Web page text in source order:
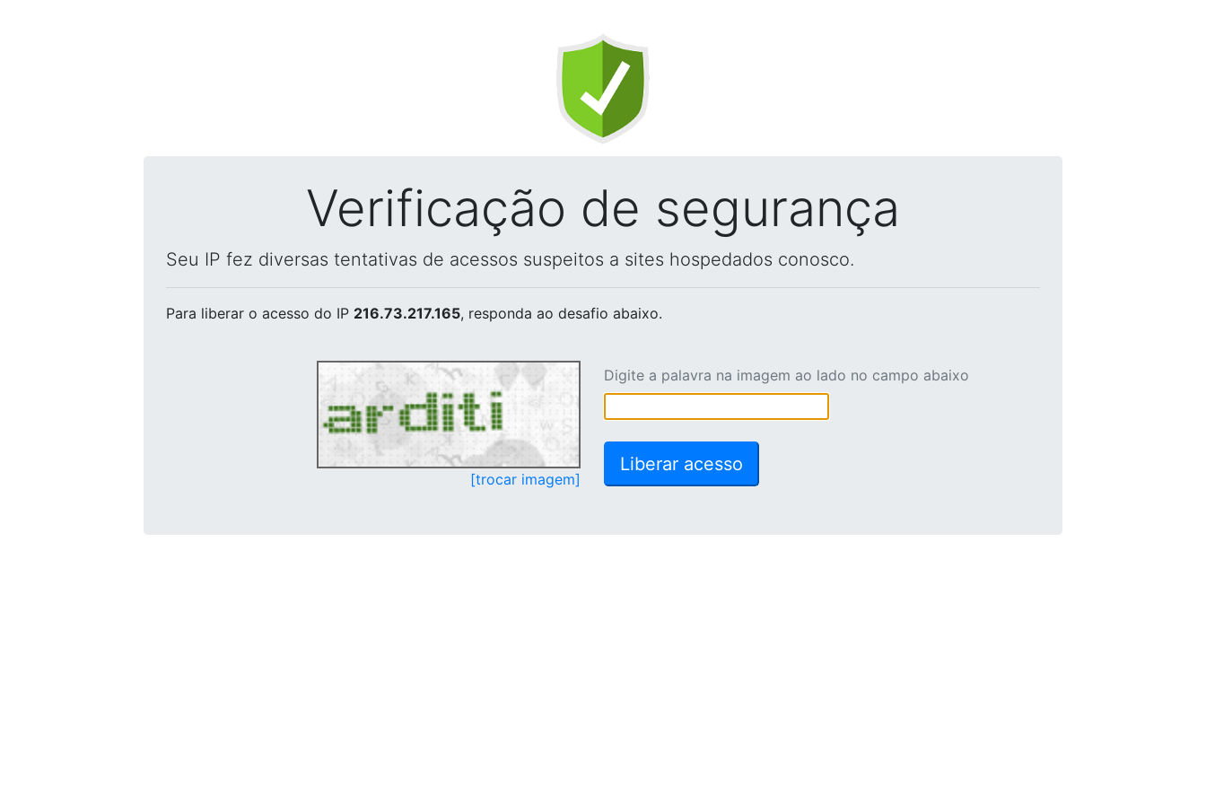
Verificação de segurança
Seu IP fez diversas tentativas de acessos suspeitos a sites hospedados conosco.
Para liberar o acesso do IP 216.73.217.165, responda ao desafio abaixo.
[trocar imagem]
Digite a palavra na imagem ao lado no campo abaixo